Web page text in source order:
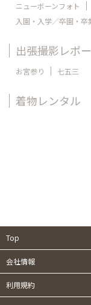
ニューボーンフォト
入園・入学／卒園・卒
出張撮影レポ
お宮参り 七五三
着物レンタル
Top
会社情報
利用規約